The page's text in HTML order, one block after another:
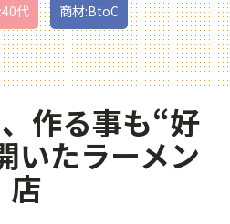
代 商材:BtoC
作る事も“好
いたラーメン
店